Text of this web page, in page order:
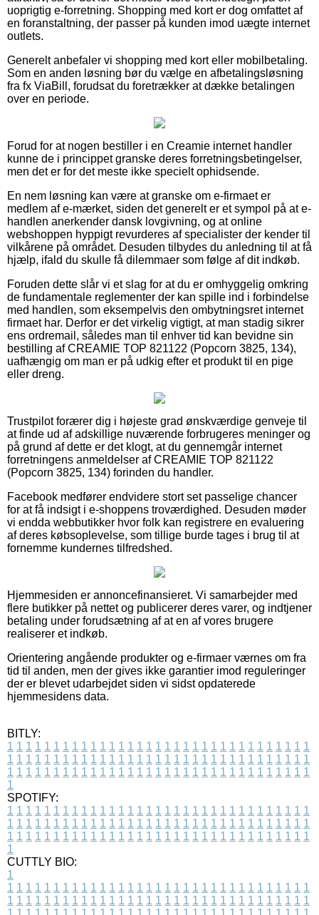
uoprigtig e-forretning. Shopping med kort er dog omfattet af
en foranstaltning, der passer på kunden imod uægte internet
outlets.
Generelt anbefaler vi shopping med kort eller mobilbetaling.
Som en anden løsning bør du vælge en afbetalingsløsning
fra fx ViaBill, forudsat du foretrækker at dække betalingen
over en periode.
Forud for at nogen bestiller i en Creamie internet handler
kunne de i princippet granske deres forretningsbetingelser,
men det er for det meste ikke specielt ophidsende.
En nem løsning kan være at granske om e-firmaet er
medlem af e-mærket, siden det generelt er et sympol på at e-
handlen anerkender dansk lovgivning, og at online
webshoppen hyppigt revurderes af specialister der kender til
vilkårene på området. Desuden tilbydes du anledning til at få
hjælp, ifald du skulle få dilemmaer som følge af dit indkøb.
Foruden dette slår vi et slag for at du er omhyggelig omkring
de fundamentale reglementer der kan spille ind i forbindelse
med handlen, som eksempelvis den ombytningsret internet
firmaet har. Derfor er det virkelig vigtigt, at man stadig sikrer
ens ordremail, således man til enhver tid kan bevidne sin
bestilling af CREAMIE TOP 821122 (Popcorn 3825, 134),
uafhængig om man er på udkig efter et produkt til en pige
eller dreng.
Trustpilot forærer dig i højeste grad ønskværdige genveje til
at finde ud af adskillige nuværende forbrugeres meninger og
på grund af dette er det klogt, at du gennemgår internet
forretningens anmeldelser af CREAMIE TOP 821122
(Popcorn 3825, 134) forinden du handler.
Facebook medfører endvidere stort set passelige chancer
for at få indsigt i e-shoppens troværdighed. Desuden møder
vi endda webbutikker hvor folk kan registrere en evaluering
af deres købsoplevelse, som tillige burde tages i brug til at
fornemme kundernes tilfredshed.
Hjemmesiden er annoncefinansieret. Vi samarbejder med
flere butikker på nettet og publicerer deres varer, og indtjener
betaling under forudsætning af at en af vores brugere
realiserer et indkøb.
Orientering angående produkter og e-firmaer værnes om fra
tid til anden, men der gives ikke garantier imod reguleringer
der er blevet udarbejdet siden vi sidst opdaterede
hjemmesidens data.
BITLY:
1 1 1 1 1 1 1 1 1 1 1 1 1 1 1 1 1 1 1 1 1 1 1 1 1 1 1 1 1 1 1 1 1
1 1 1 1 1 1 1 1 1 1 1 1 1 1 1 1 1 1 1 1 1 1 1 1 1 1 1 1 1 1 1 1 1
1 1 1 1 1 1 1 1 1 1 1 1 1 1 1 1 1 1 1 1 1 1 1 1 1 1 1 1 1 1 1 1 1
1
SPOTIFY:
1 1 1 1 1 1 1 1 1 1 1 1 1 1 1 1 1 1 1 1 1 1 1 1 1 1 1 1 1 1 1 1 1
1 1 1 1 1 1 1 1 1 1 1 1 1 1 1 1 1 1 1 1 1 1 1 1 1 1 1 1 1 1 1 1 1
1 1 1 1 1 1 1 1 1 1 1 1 1 1 1 1 1 1 1 1 1 1 1 1 1 1 1 1 1 1 1 1 1
1
CUTTLY BIO:
1
1 1 1 1 1 1 1 1 1 1 1 1 1 1 1 1 1 1 1 1 1 1 1 1 1 1 1 1 1 1 1 1 1
1 1 1 1 1 1 1 1 1 1 1 1 1 1 1 1 1 1 1 1 1 1 1 1 1 1 1 1 1 1 1 1 1